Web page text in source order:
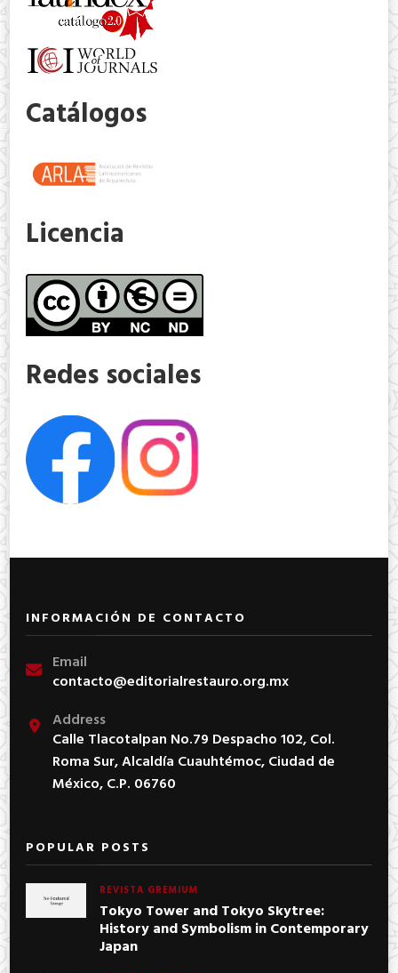
Catálogos
Licencia
Redes sociales
INFORMACIÓN DE CONTACTO
Email
contacto@editorialrestauro.org.mx
Address
Calle Tlacotalpan No.79 Despacho 102, Col.
Roma Sur, Alcaldía Cuauhtémoc, Ciudad de
México, C.P. 06760
POPULAR POSTS
REVISTA GREMIUM
Tokyo Tower and Tokyo Skytree:
History and Symbolism in Contemporary
Japan